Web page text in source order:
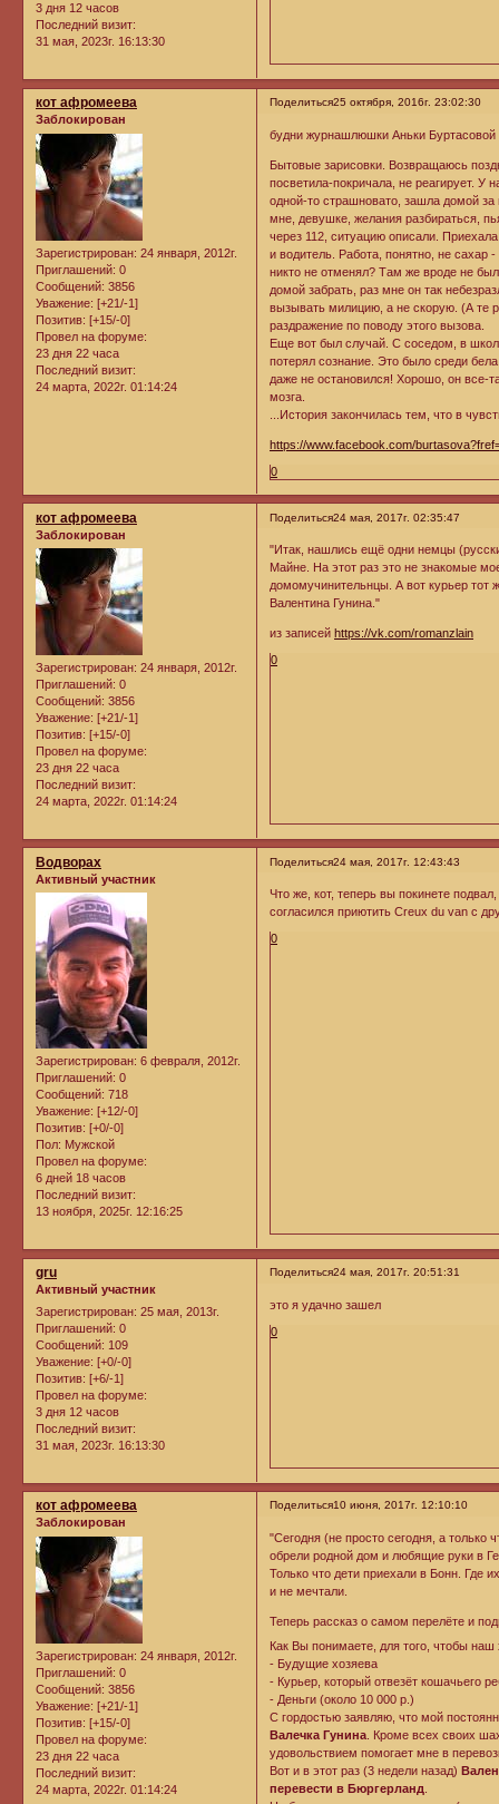
3 дня 12 часов
Последний визит:
31 мая, 2023г. 16:13:30
Поделиться25 октября, 2016г. 23:02:30
кот афромеева
Заблокирован
Зарегистрирован: 24 января, 2012г.
Приглашений: 0
Сообщений: 3856
Уважение: [+21/-1]
Позитив: [+15/-0]
Провел на форуме:
23 дня 22 часа
Последний визит:
24 марта, 2022г. 01:14:24
будни журнашлюшки Аньки Буртасовой
Бытовые зарисовки. Возвращаюсь
посветила-покричала, не реагирует. У
одной-то страшновато, зашла домой
мне, девушке, желания разбираться,
через 112, ситуацию описали.
и водитель. Работа, понятно, не
никто не отменял? Там же вроде не
домой забрать, раз мне он так
вызывать милицию, а не скорую. (А те
раздражение по поводу этого вызова.
Еще вот был случай. С соседом, в
потерял сознание. Это было среди
даже не остановился! Хорошо, он все-
мозга.
...История закончилась тем, что в
https://www.facebook.com/
0
Поделиться24 мая, 2017г. 02:35:47
кот афромеева
Заблокирован
Зарегистрирован: 24 января, 2012г.
Приглашений: 0
Сообщений: 3856
Уважение: [+21/-1]
Позитив: [+15/-0]
Провел на форуме:
23 дня 22 часа
Последний визит:
24 марта, 2022г. 01:14:24
"Итак, нашлись ещё одни немцы
Майне. На этот раз это не знакомые
домомучинительнцы. А вот курьер
Валентина Гунина."
из записейhttps://vk.com/romanzlain
0
Поделиться24 мая, 2017г. 12:43:43
Водворах
Активный участник
Зарегистрирован: 6 февраля, 2012г.
Приглашений: 0
Сообщений: 718
Уважение: [+12/-0]
Позитив: [+0/-0]
Пол: Мужской
Провел на форуме:
6 дней 18 часов
Последний визит:
13 ноября, 2025г. 12:16:25
Что же, кот, теперь вы покинете
согласился приютить Creux du van с
0
Поделиться24 мая, 2017г. 20:51:31
gru
Активный участник
Зарегистрирован: 25 мая, 2013г.
Приглашений: 0
Сообщений: 109
Уважение: [+0/-0]
Позитив: [+6/-1]
Провел на форуме:
3 дня 12 часов
Последний визит:
31 мая, 2023г. 16:13:30
это я удачно зашел
0
Поделиться10 июня, 2017г. 12:10:10
кот афромеева
Заблокирован
Зарегистрирован: 24 января, 2012г.
Приглашений: 0
Сообщений: 3856
Уважение: [+21/-1]
Позитив: [+15/-0]
Провел на форуме:
23 дня 22 часа
Последний визит:
24 марта, 2022г. 01:14:24
"Сегодня (не просто сегодня, а только
обрели родной дом и любящие руки в
Только что дети приехали в Бонн. Где
и не мечтали.
Теперь рассказ о самом перелёте и
Как Вы понимаете, для того, чтобы
- Будущие хозяева
- Курьер, который отвезёт кошачьего
- Деньги (около 10 000 р.)
С гордостью заявляю, что мой
Валечка Гунина . Кроме всех своих
удовольствием помогает мне в
Вот и в этот раз (3 недели назад)
перевести в Бюргерланд